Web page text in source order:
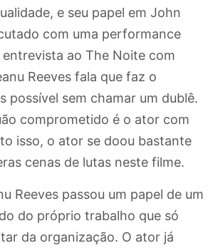
e seu papel em John
com uma performance
entrevista ao The Noite com
Reeves fala que faz o
possível sem chamar um dublê.
comprometido é o ator com
isso, o ator se doou bastante
cenas de lutas neste filme.
Reeves passou um papel de um
do próprio trabalho que só
da organização. O ator já